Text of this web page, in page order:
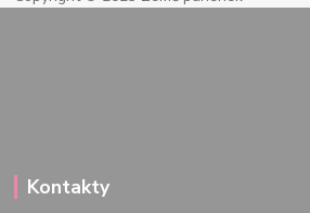
Kontakty